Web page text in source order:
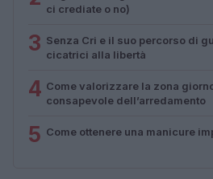
ci crediate o no)
3 Senza Cri e il suo percorso di
cicatrici alla libertà
4 Come valorizzare la zona
consapevole dell’arredamento
5 Come ottenere una manicure